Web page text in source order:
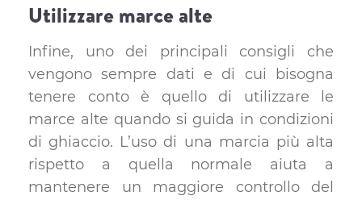
Utilizzare marce alte
Infine, uno dei principali consigli che
vengono sempre dati e di cui bisogna
tenere conto è quello di utilizzare le
marce alte quando si guida in condizioni
di ghiaccio. L’uso di una marcia più alta
rispetto a quella normale aiuta a
mantenere un maggiore controllo del